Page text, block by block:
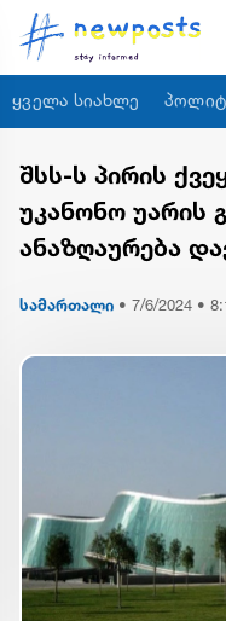
ყველა სიახლე
შსს-ს პირის
უკანონო უარის
ანაზღაურება
სამართალი • 7/6/2024 •